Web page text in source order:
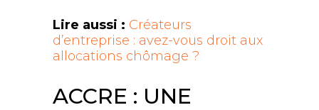
Lire aussi : Créateurs
d’entreprise : avez-vous droit aux
allocations chômage ?
ACCRE : UNE